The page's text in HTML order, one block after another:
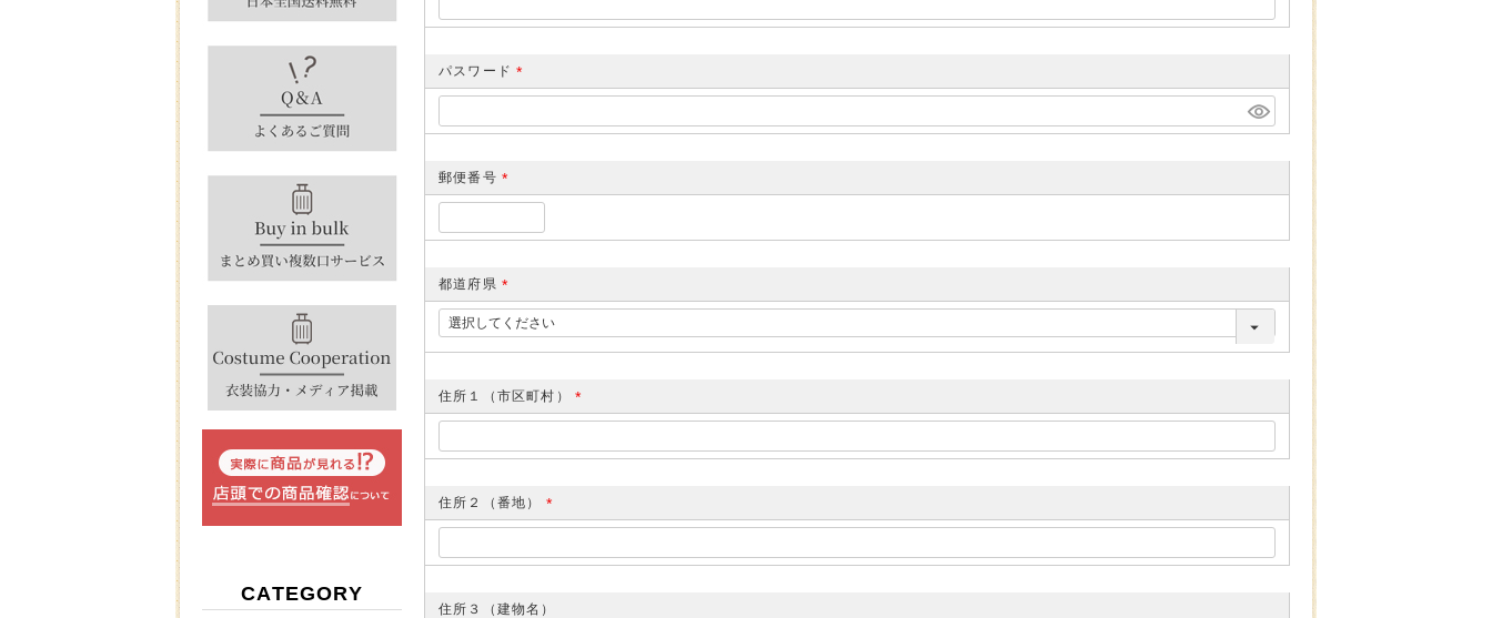
CATEGORY
須
パスワード
(
須
郵便番号
(
須
都道府県
(
必
住所１（市区町村）
(
須
住所２（番地）
(
須
住所３（建物名）